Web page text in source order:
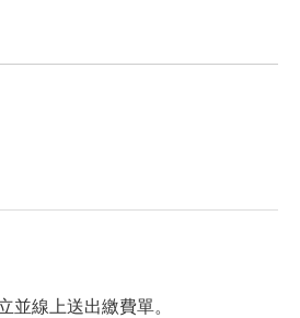
線上送出繳費單。